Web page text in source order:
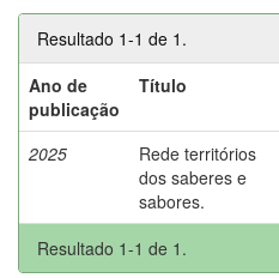
Resultado 1-1 de 1.
Ano de
publicação
Título
2025
Rede territórios
dos saberes e
sabores.
Resultado 1-1 de 1.